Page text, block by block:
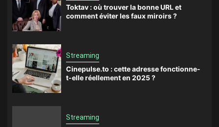
Toktav : où trouver la bonne URL et
comment éviter les faux miroirs ?
Streaming
Cinepulse.to : cette adresse fonctionne-
t-elle réellement en 2025 ?
Streaming